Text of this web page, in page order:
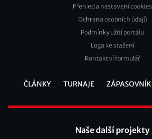
FooterPřehled a nastavení cookies
Ochrana osobních údajů
Podmínky užití portálu
Loga ke stažení
Kontaktní formulář
ČLÁNKY TURNAJE ZÁPASOVNÍK
Naše další projekty